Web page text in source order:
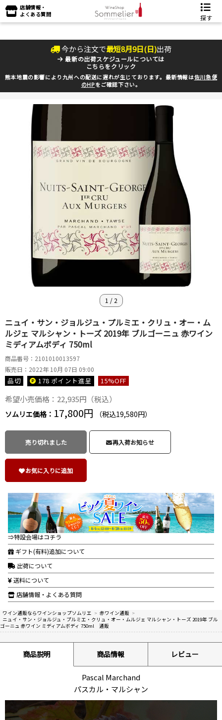
店舗情報・
よくある質問
探す
今から注文で最短8月9日(日)出荷
最新の出荷スケジュールについては
こちらをクリック
熊本地震の影響により九州への配送に遅れが生じております。最新情報は佐川急便
のHPをご確認下さい。
1 / 2
ニュイ・サン・ジョルジュ・プルミエ・クリュ・オー・ム
ルジェ マルシャン・トーズ 2019年 ブルゴーニュ 赤ワイン
ミディアムボディ 750ml
商品番号：2101010013597
販売日：2022年 10月 07日 09:00
品切 178 ポイント進呈 15%OFF
希望小売価格：22,935円（税込）
ソムリエ価格： 17,800円 （税込19,580円）
売り切れました 再入荷お知らせ
お気に入りに追加
⇒特設会場はコチラ
ギフト(有料)追加について
出荷について
送料について
店舗情報・よくある質問
ワイン通販ならワインショップソムリエ > 赤ワイン通販 >
ニュイ・サン・ジョルジュ・プルミエ・クリュ・オー・ムルジェ マルシャン・トーズ 2019年 ブル
ゴーニュ 赤ワイン ミディアムボディ 750ml 通販
商品説明 商品情報 レビュー
Pascal Marchand
パスカル・マルシャン